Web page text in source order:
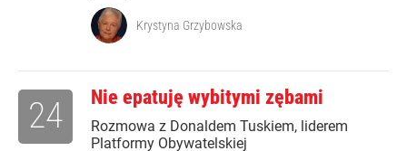
Krystyna Grzybowska
Nie epatuję wybitymi zębami
Rozmowa z Donaldem Tuskiem, liderem
Platformy Obywatelskiej
24